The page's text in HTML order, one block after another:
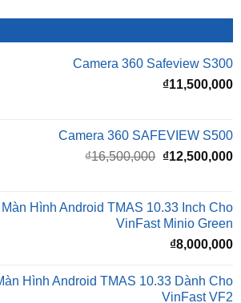
Camera 360 Safeview S300
₫11,500,000
Camera 360 SAFEVIEW S500
gốc
là:
₫16,500,000.
Màn Hình Android TMAS 10.33 Inch Cho
₫8,000,000
Màn Hình Android TMAS 10.33 Dành Cho
₫8,000,000